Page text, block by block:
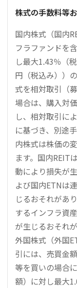
株式の手数料等
国内株式（国内
フラファンドを
し最大1.43％（
円（税込み））
式を相対取引（
場合は、購入対
し、相対取引に
に基づき、別途
内株式は株価の
ます。国内REIT
動により損失が
よび国内ETNは
じるおそれがあ
するインフラ資
が生じるおそれが
外国株式（外国
引には、売買金
等を買いの場合
額）に対し最大